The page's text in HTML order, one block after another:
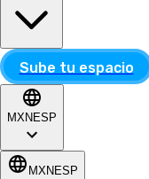
Sube tu espacio
MXN ESP
MXN ESP